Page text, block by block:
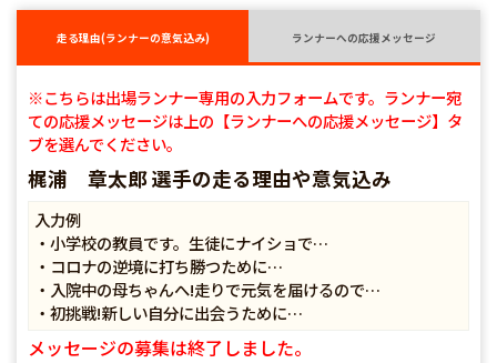
走る理由(ランナーの意気込み) ランナーへの応援メッセージ
※こちらは出場ランナー専用の入力フォームです。ランナー宛
ての応援メッセージは上の【ランナーへの応援メッセージ】タ
ブを選んでください。
梶浦 章太郎 選手の走る理由や意気込み
入力例
・小学校の教員です。生徒にナイショで…
・コロナの逆境に打ち勝つために…
・入院中の母ちゃんへ!走りで元気を届けるので…
・初挑戦!新しい自分に出会うために…
メッセージの募集は終了しました。